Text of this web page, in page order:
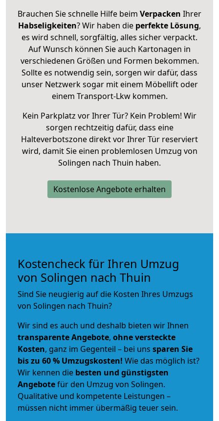
Brauchen Sie schnelle Hilfe beim Verpacken Ihrer
Habseligkeiten? Wir haben die perfekte Lösung,
es wird schnell, sorgfältig, alles sicher verpackt.
Auf Wunsch können Sie auch Kartonagen in
verschiedenen Größen und Formen bekommen.
Sollte es notwendig sein, sorgen wir dafür, dass
unser Netzwerk sogar mit einem Möbellift oder
einem Transport-Lkw kommen.
Kein Parkplatz vor Ihrer Tür? Kein Problem! Wir
sorgen rechtzeitig dafür, dass eine
Halteverbotszone direkt vor Ihrer Tür reserviert
wird, damit Sie einen problemlosen Umzug von
Solingen nach Thuin haben.
Kostenlose Angebote erhalten
Kostencheck für Ihren Umzug
von Solingen nach Thuin
Sind Sie neugierig auf die Kosten Ihres Umzugs
von Solingen nach Thuin?
Wir sind es auch und deshalb bieten wir Ihnen
transparente Angebote, ohne versteckte
Kosten, ganz im Gegenteil – bei uns sparen Sie
bis zu 60 % Umzugskosten! Wie das möglich ist?
Wir kennen die besten und günstigsten
Angebotefür den Umzug von Solingen.
Qualitative und kompetente Leistungen –
müssen nicht immer übermäßig teuer sein.